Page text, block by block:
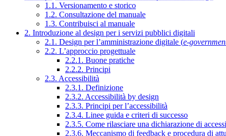
1.1. Versionamento e storico
1.2. Consultazione del manuale
1.3. Contribuisci al manuale
2. Introduzione al design per i servizi pubblici digitali
2.1. Design per l’amministrazione digitale (e-
2.2. L’approccio progettuale
2.2.1. Buone pratiche
2.2.2. Principi
2.3. Accessibilità
2.3.1. Definizione
2.3.2. Accessibilità by design
2.3.3. Principi per l’accessibilità
2.3.4. Linee guida e criteri di successo
2.3.5. Come rilasciare una dichiarazione di
2.3.6. Meccanismo di feedback e procedura di